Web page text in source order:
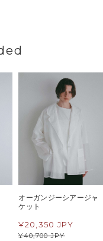
オーガンジーシアージャ
ケット
¥40,700 JPY
¥20,350 JPY